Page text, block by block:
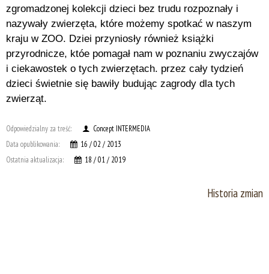
zgromadzonej kolekcji dzieci bez trudu rozpoznały i
nazywały zwierzęta, które możemy spotkać w naszym
kraju w ZOO. Dziei przyniosły również książki
przyrodnicze, któe pomagał nam w poznaniu zwyczajów
i ciekawostek o tych zwierzętach. przez cały tydzień
dzieci świetnie się bawiły budując zagrody dla tych
zwierząt.
Odpowiedzialny za treść:
Concept INTERMEDIA
Data opublikowania:
16 / 02 / 2013
Ostatnia aktualizacja:
18 / 01 / 2019
Historia zmian